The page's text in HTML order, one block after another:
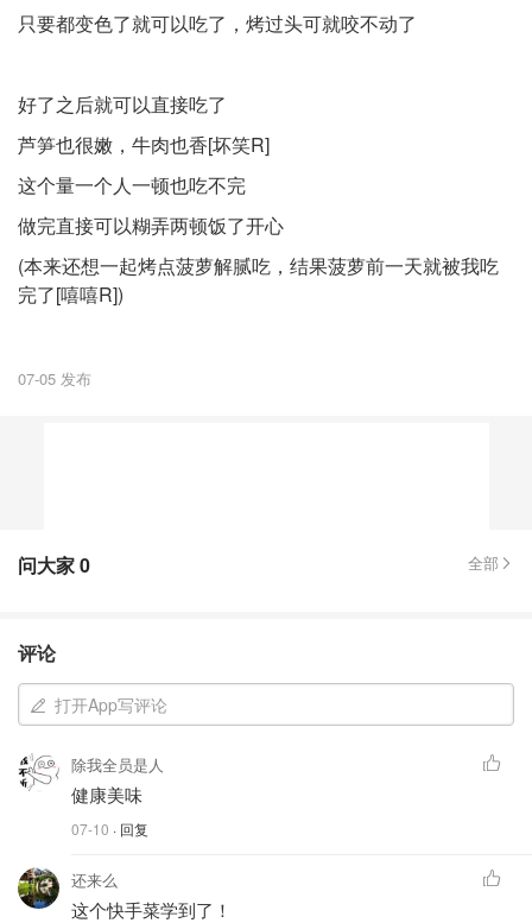
只要都变色了就可以吃了，烤过头可就咬不动了
好了之后就可以直接吃了
芦笋也很嫩，牛肉也香[坏笑R]
这个量一个人一顿也吃不完
做完直接可以糊弄两顿饭了开心
(本来还想一起烤点菠萝解腻吃，结果菠萝前一天就被我吃
完了[嘻嘻R])
07-05 发布
问大家0 全部
评论
打开App写评论
除我全员是人
健康美味
07-10 · 回复
还来么
这个快手菜学到了！